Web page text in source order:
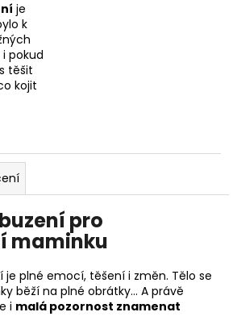
je
k
pokud
těšit
kojit
pro
maminku
plné emocí, těšení i změn. Tělo se
běží na plné obrátky… A právě
i malá pozornost znamenat